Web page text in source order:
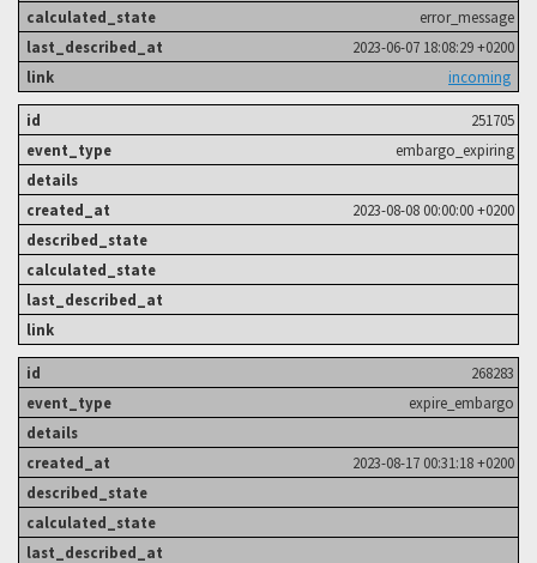
error_message
2023-06-07 18:08:29 +0200
incoming
251705
embargo_expiring
2023-08-08 00:00:00 +0200
268283
expire_embargo
2023-08-17 00:31:18 +0200